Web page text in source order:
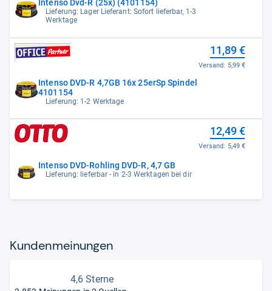
Intenso Dvd-R (25x) (4101154)
Lieferung: Lager Lieferant: Sofort lieferbar, 1-3
Werktage
Intenso DVD-R 4,7GB 16x 25erSp Spindel
4101154
Lieferung: 1-2 Werktage
11,89 €
Versand: 5,99 €
Intenso DVD-Rohling DVD-R, 4,7 GB
Lieferung: lieferbar - in 2-3 Werktagen bei dir
12,49 €
Versand: 5,49 €
Kun­den­mei­nun­gen
4,6 Sterne